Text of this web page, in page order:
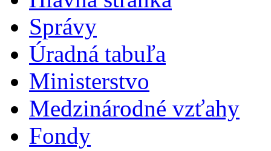
Správy
Úradná tabuľa
Ministerstvo
Medzinárodné vzťahy
Fondy